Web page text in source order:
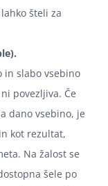
šteli za
in slabo vsebino
povezljiva. Če
dano vsebino, je
kot rezultat,
Na žalost se
šele po